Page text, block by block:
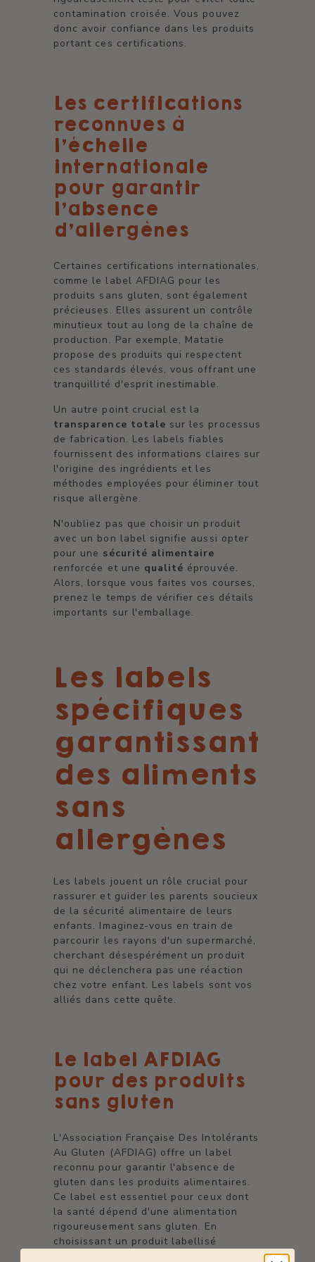
contamination croisée. Vous pouvez
donc avoir confiance dans les produits
portant ces certifications.
Les certifications
reconnues à
l'échelle
internationale
pour garantir
l'absence
d'allergènes
Certaines certifications internationales,
comme le label AFDIAG pour les
produits sans gluten, sont également
précieuses. Elles assurent un contrôle
minutieux tout au long de la chaîne de
production. Par exemple, Matatie
propose des produits qui respectent
ces standards élevés, vous offrant une
tranquillité d'esprit inestimable.
Un autre point crucial est la
transparence totale sur les processus
de fabrication. Les labels fiables
fournissent des informations claires sur
l'origine des ingrédients et les
méthodes employées pour éliminer tout
risque allergène.
N'oubliez pas que choisir un produit
avec un bon label signifie aussi opter
pour une sécurité alimentaire
renforcée et une qualité éprouvée.
Alors, lorsque vous faites vos courses,
prenez le temps de vérifier ces détails
importants sur l'emballage.
Les labels
spécifiques
garantissant
des aliments
sans
allergènes
Les labels jouent un rôle crucial pour
rassurer et guider les parents soucieux
de la sécurité alimentaire de leurs
enfants. Imaginez-vous en train de
parcourir les rayons d'un supermarché,
cherchant désespérément un produit
qui ne déclenchera pas une réaction
chez votre enfant. Les labels sont vos
alliés dans cette quête.
Le label AFDIAG
pour des produits
sans gluten
L'Association Française Des Intolérants
Au Gluten (AFDIAG) offre un label
reconnu pour garantir l'absence de
gluten dans les produits alimentaires.
Ce label est essentiel pour ceux dont
la santé dépend d'une alimentation
rigoureusement sans gluten. En
choisissant un produit labellisé